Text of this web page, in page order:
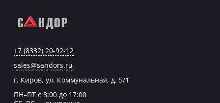
+7 (8332) 20-92-12
sales@sandors.ru
г. Киров, ул. Коммунальная, д. 5/1
ПН–ПТ с 8:00 до 17:00